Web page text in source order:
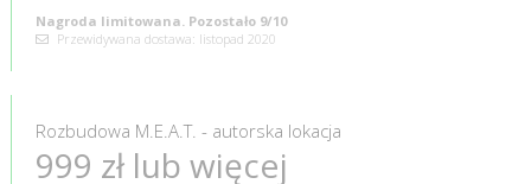
Nagroda limitowana. Pozostało 9/10
Przewidywana dostawa: listopad 2020
Rozbudowa M.E.A.T. - autorska lokacja
999 zł lub więcej